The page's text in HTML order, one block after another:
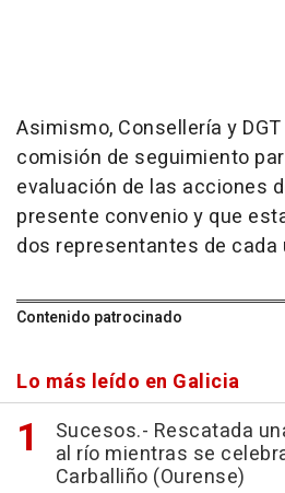
Asimismo, Consellería y
comisión de seguimiento
evaluación de las acciones
presente convenio y que
dos representantes de cada
Contenido patrocinado
Lo más leído en Galicia
Sucesos.- Rescatada
al río mientras se
Carballiño (Ourense)